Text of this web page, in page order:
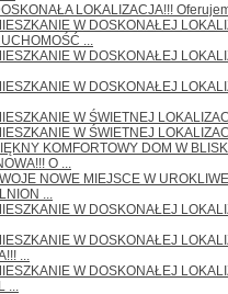
LOKALIZACJA!!!
W DOSKONAŁEJ
...
W DOSKONAŁEJ
W DOSKONAŁEJ
W ŚWIETNEJ
W ŚWIETNEJ
KOMFORTOWY DOM W
O ...
NOWE MIEJSCE W
...
W DOSKONAŁEJ
W DOSKONAŁEJ
...
W DOSKONAŁEJ
...